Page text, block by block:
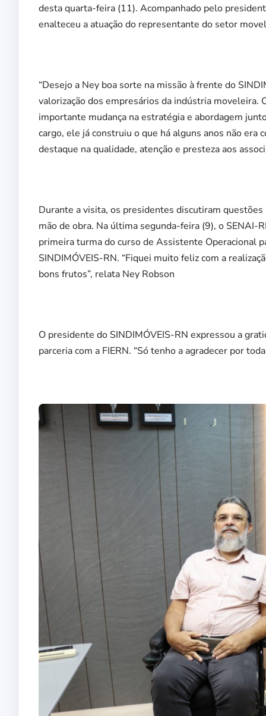
desta quarta-feira (11). Acompanhado pelo
enalteceu a atuação do representante do setor
“Desejo a Ney boa sorte na missão à frente do
valorização dos empresários da indústria moveleira.
importante mudança na estratégia e abordagem
cargo, ele já construiu o que há alguns anos não era
destaque na qualidade, atenção e presteza aos
Durante a visita, os presidentes discutiram
mão de obra. Na última segunda-feira (9), o
primeira turma do curso de Assistente Operacional
SINDIMÓVEIS-RN. “Fiquei muito feliz com a
bons frutos”, relata Ney Robson
O presidente do SINDIMÓVEIS-RN expressou a
parceria com a FIERN. “Só tenho a agradecer por